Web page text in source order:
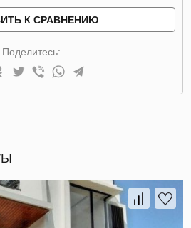
К СРАВНЕНИЮ
Поделитесь: